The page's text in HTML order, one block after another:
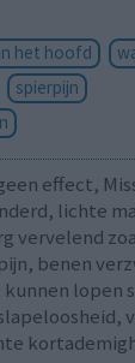
het hoofd
spierpijn
effect,
lichte
vervelend
benen
lopen